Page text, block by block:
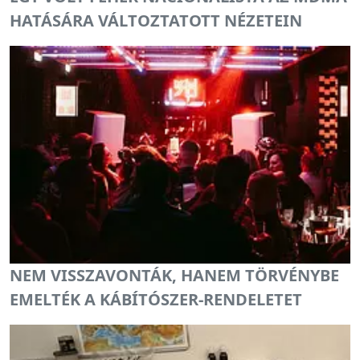
HATÁSÁRA VÁLTOZTATOTT NÉZETEIN
NEM VISSZAVONTÁK, HANEM TÖRVÉNYBE
EMELTÉK A KÁBÍTÓSZER-RENDELETET